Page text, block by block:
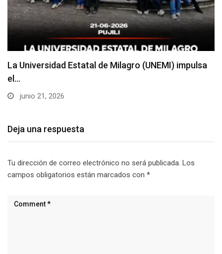
La Universidad Estatal de Milagro (UNEMI) impulsa
el…
junio 21, 2026
Deja una respuesta
Tu dirección de correo electrónico no será publicada. Los
campos obligatorios están marcados con *